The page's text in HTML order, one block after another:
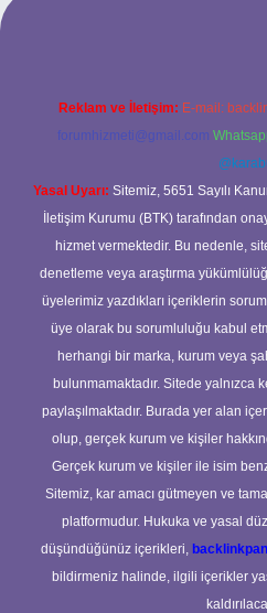
Reklam ve İletişim: E-mail:
forumhizmeti@gmail.com
Yasal Uyarı: Sitemiz, 5651 Sayılı
İletişim Kurumu (BTK) tarafından
hizmet vermektedir. Bu nedenle,
denetleme veya araştırma
üyelerimiz yazdıkları içeriklerin
üye olarak bu sorumluluğu kabul
herhangi bir marka, kurum veya
bulunmamaktadır. Sitede yalnızca
paylaşılmaktadır. Burada yer alan
olup, gerçek kurum ve kişiler
Gerçek kurum ve kişiler ile isim
Sitemiz, kar amacı gütmeyen ve
platformudur. Hukuka ve yasal
düşündüğünüz içerikleri,
bildirmeniz halinde, ilgili içerikler